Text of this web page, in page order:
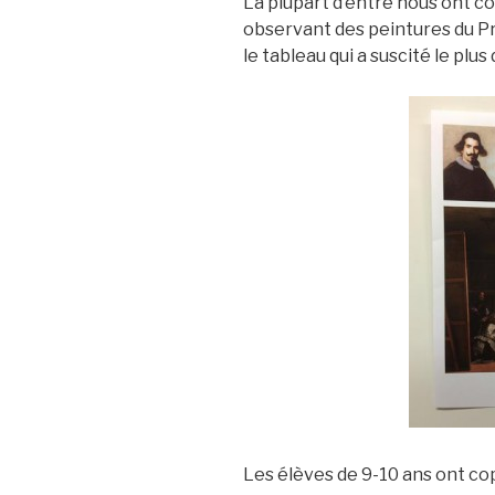
observant des peintures du
le tableau qui a suscité le plus
Les élèves de 9-10 ans ont